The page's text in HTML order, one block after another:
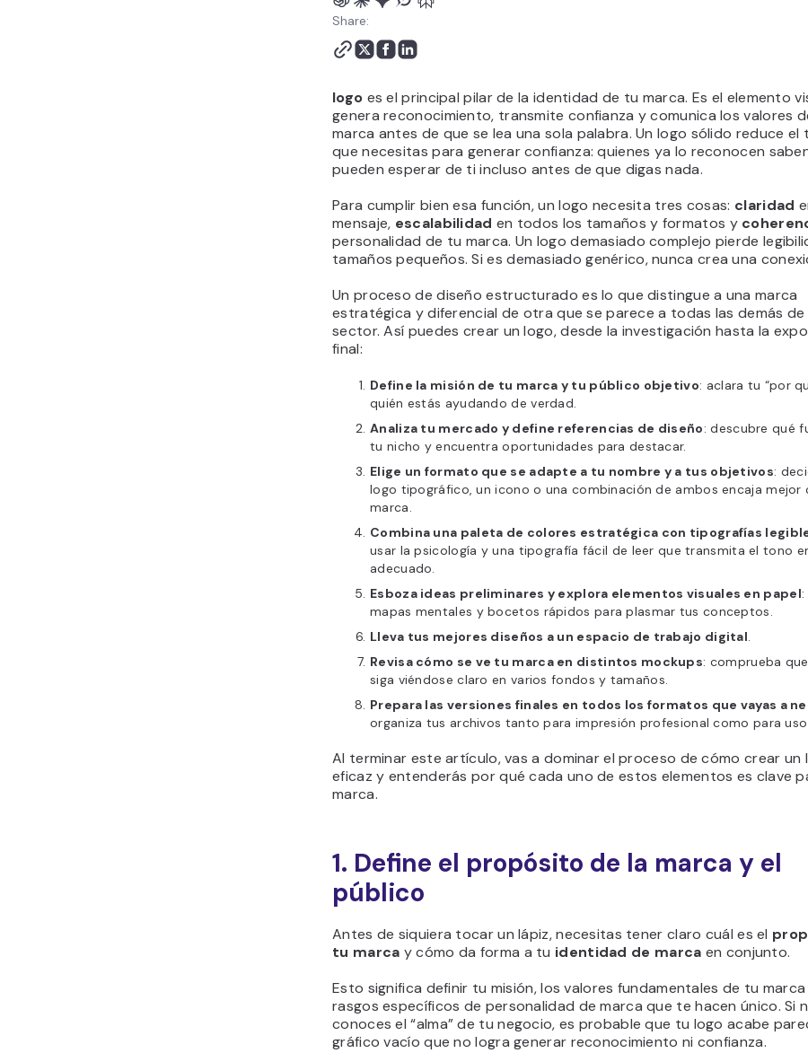
Share:
logo es el principal pilar de la identidad de tu marca. Es el elemento
genera reconocimiento, transmite confianza y comunica los valores
marca antes de que se lea una sola palabra. Un logo sólido reduce el
que necesitas para generar confianza: quienes ya lo reconocen
pueden esperar de ti incluso antes de que digas nada.
Para cumplir bien esa función, un logo necesita tres cosas: claridad
mensaje, escalabilidad en todos los tamaños y formatos y
personalidad de tu marca. Un logo demasiado complejo pierde
tamaños pequeños. Si es demasiado genérico, nunca crea una
Un proceso de diseño estructurado es lo que distingue a una marca
estratégica y diferencial de otra que se parece a todas las demás
sector. Así puedes crear un logo, desde la investigación hasta la
final:
Define la misión de tu marca y tu público objetivo: aclara tu “por
quién estás ayudando de verdad.
Analiza tu mercado y define referencias de diseño: descubre qué
tu nicho y encuentra oportunidades para destacar.
Elige un formato que se adapte a tu nombre y a tus objetivos:
logo tipográfico, un icono o una combinación de ambos encaja mejor
marca.
Combina una paleta de colores estratégica con tipografías
usar la psicología y una tipografía fácil de leer que transmita el tono
adecuado.
Esboza ideas preliminares y explora elementos visuales en papel
mapas mentales y bocetos rápidos para plasmar tus conceptos.
Lleva tus mejores diseños a un espacio de trabajo digital.
Revisa cómo se ve tu marca en distintos mockups: comprueba
siga viéndose claro en varios fondos y tamaños.
Prepara las versiones finales en todos los formatos que vayas a
organiza tus archivos tanto para impresión profesional como para
Al terminar este artículo, vas a dominar el proceso de cómo crear un
eficaz y entenderás por qué cada uno de estos elementos es clave
marca.
1. Define el propósito de la marca y el
público
Antes de siquiera tocar un lápiz, necesitas tener claro cuál es el
tu marca y cómo da forma a tu identidad de marca en conjunto.
Esto significa definir tu misión, los valores fundamentales de tu
rasgos específicos de personalidad de marca que te hacen único. Si
conoces el “alma” de tu negocio, es probable que tu logo acabe
gráfico vacío que no logra generar reconocimiento ni confianza.